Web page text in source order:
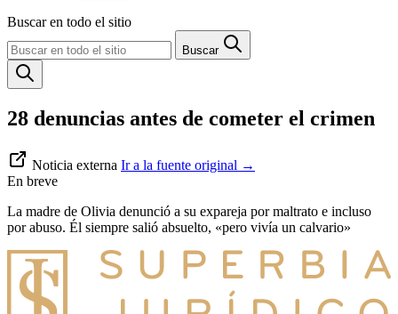
Buscar en todo el sitio
Buscar
28 denuncias antes de cometer el crimen
Noticia externa Ir a la fuente original →
En breve
La madre de Olivia denunció a su expareja por maltrato e incluso
por abuso. Él siempre salió absuelto, «pero vivía un calvario»